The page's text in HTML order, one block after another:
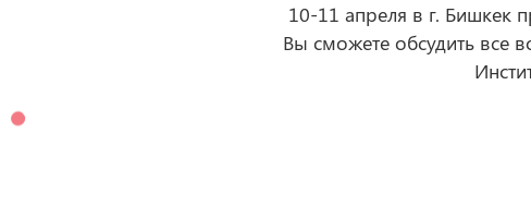
10-11 апреля в г.
Вы сможете обсудить все